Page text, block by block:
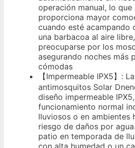
operación manual, lo
proporciona mayor
cuando esté acampando
una barbacoa al aire
preocuparse por los
asegurando noches más
cómodas
【Impermeable IPX5】:
antimosquitos Solar
diseño impermeable
funcionamiento normal
lluviosos o en ambientes
riesgo de daños por
patio en temporada de
con alta humedad o un